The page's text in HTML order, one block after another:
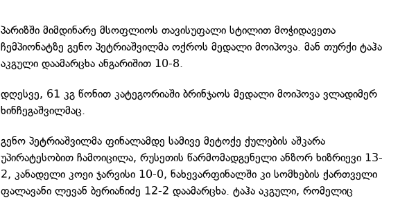
პარიზში მიმდინარე მსოფლიოს თავისუფალი სტილით მოჭიდავეთა
ჩემპიონატზე გენო პეტრიაშვილმა ოქროს მედალი მოიპოვა. მან თურქი ტაჰა
აკგული დაამარცხა ანგარიშით 10-8.
დღესვე, 61 კგ წონით კატეგორიაში ბრინჯაოს მედალი მოიპოვა ვლადიმერ
ხინჩეგაშვილმაც.
გენო პეტრიაშვილმა ფინალამდე სამივე მეტოქე ქულების აშკარა
უპირატესობით ჩამოიცილა, რუსეთის წარმომადგენელი ანზორ ხიზრიევი 13-
2, კანადელი კოეი ჯარვისი 10-0, ნახევარფინალში კი სომხების ქართველი
ფალავანი ლევან ბერიანიძე 12-2 დაამარცხა. ტაჰა აკგული, რომელიც